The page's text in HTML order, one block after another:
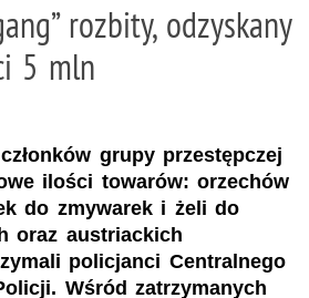
rozbity, odzyskany
5 mln
grupy przestępczej
ilości towarów: orzechów
do zmywarek i żeli do
oraz austriackich
policjanci Centralnego
Wśród zatrzymanych